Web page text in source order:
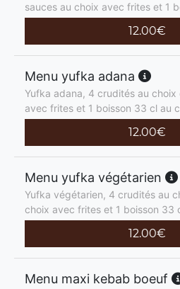
sauces au choix avec frites et 1
12.00€
Menu yufka adana
Yufka adana, 4 crudités au choix
avec frites et 1 boisson 33 cl au
12.00€
Menu yufka végétarien
Yufka végétarien, 4 crudités au
choix avec frites et 1 boisson 33
12.00€
Menu maxi kebab boeuf